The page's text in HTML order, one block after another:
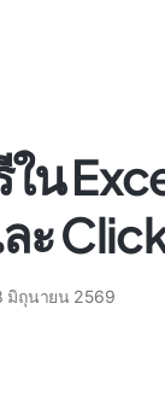
น
ะ
มิถุนายน 2569